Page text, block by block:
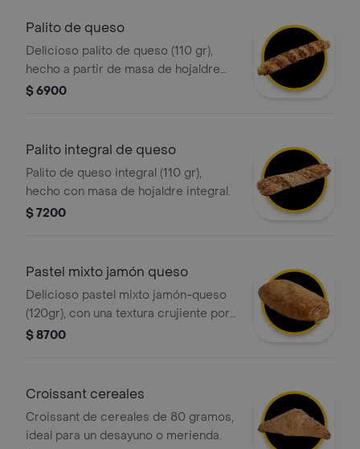
Palito de queso
Delicioso palito de queso (110 gr),
hecho a partir de masa de hojaldre
con relleno de queso
$ 6900
Palito integral de queso
Palito de queso integral (110 gr),
hecho con masa de hojaldre integral.
$ 7200
Pastel mixto jamón queso
Delicioso pastel mixto jamón-queso
(120gr), con una textura crujiente por
fuera y suave por dentro, elaborado
cualquier momento del día!
$ 8700
Croissant cereales
Croissant de cereales de 80 gramos,
ideal para un desayuno o merienda.